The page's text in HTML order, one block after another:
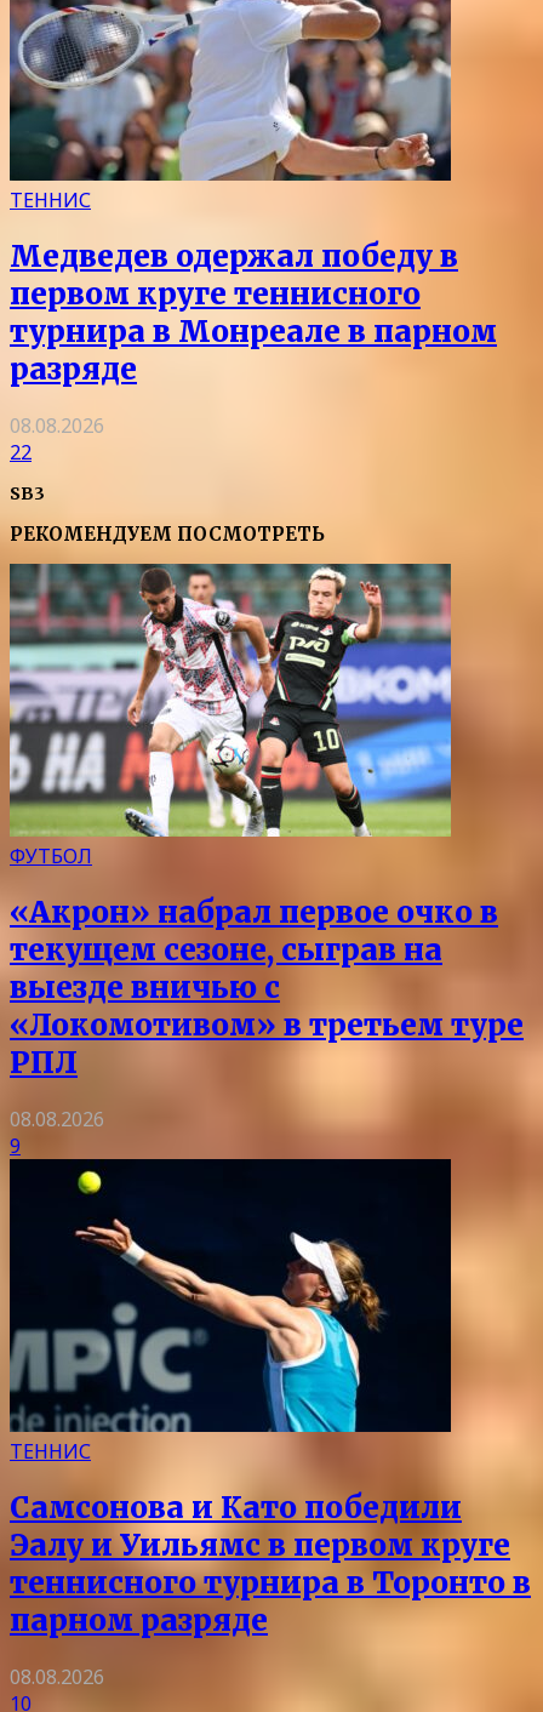
ТЕННИС
Медведев одержал победу в
первом круге теннисного
турнира в Монреале в парном
разряде
08.08.2026
22
SB3
РЕКОМЕНДУЕМ ПОСМОТРЕТЬ
ФУТБОЛ
«Акрон» набрал первое очко в
текущем сезоне, сыграв на
выезде вничью с
«Локомотивом» в третьем туре
РПЛ
08.08.2026
9
ТЕННИС
Самсонова и Като победили
Эалу и Уильямс в первом круге
теннисного турнира в Торонто в
парном разряде
08.08.2026
10